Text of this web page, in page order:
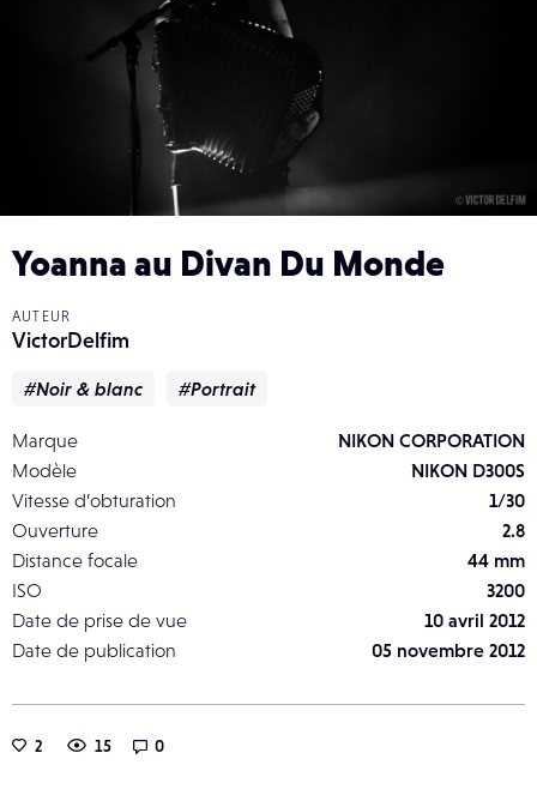
Yoanna au Divan Du Monde
AUTEUR
VictorDelfim
#Noir & blanc #Portrait
Marque
NIKON CORPORATION
Modèle
NIKON D300S
Vitesse d’obturation
1/30
Ouverture
2.8
Distance focale
44 mm
ISO
3200
Date de prise de vue
10 avril 2012
Date de publication
05 novembre 2012
2 15 0